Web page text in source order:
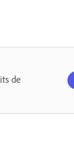
de